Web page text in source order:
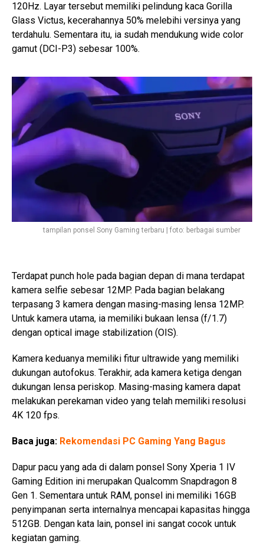
120Hz. Layar tersebut memiliki pelindung kaca Gorilla
Glass Victus, kecerahannya 50% melebihi versinya yang
terdahulu. Sementara itu, ia sudah mendukung wide color
gamut (DCI-P3) sebesar 100%.
tampilan ponsel Sony Gaming terbaru | foto: berbagai sumber
Terdapat punch hole pada bagian depan di mana terdapat
kamera selfie sebesar 12MP. Pada bagian belakang
terpasang 3 kamera dengan masing-masing lensa 12MP.
Untuk kamera utama, ia memiliki bukaan lensa (f/1.7)
dengan optical image stabilization (OIS).
Kamera keduanya memiliki fitur ultrawide yang memiliki
dukungan autofokus. Terakhir, ada kamera ketiga dengan
dukungan lensa periskop. Masing-masing kamera dapat
melakukan perekaman video yang telah memiliki resolusi
4K 120 fps.
Baca juga: Rekomendasi PC Gaming Yang Bagus
Dapur pacu yang ada di dalam ponsel Sony Xperia 1 IV
Gaming Edition ini merupakan Qualcomm Snapdragon 8
Gen 1. Sementara untuk RAM, ponsel ini memiliki 16GB
penyimpanan serta internalnya mencapai kapasitas hingga
512GB. Dengan kata lain, ponsel ini sangat cocok untuk
kegiatan gaming.